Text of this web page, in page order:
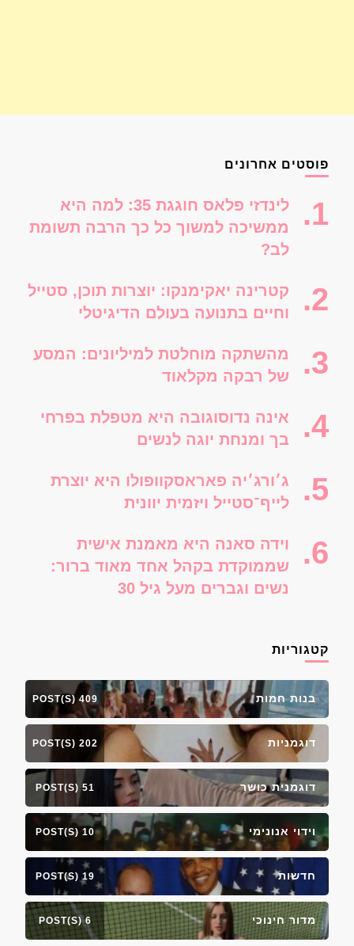
פוסטים אחרונים
לינדזי פלאס חוגגת 35: למה היא
ממשיכה למשוך כל כך הרבה תשומת
לב?
קטרינה יאקימנקו: יוצרות תוכן, סטייל
וחיים בתנועה בעולם הדיגיטלי
מהשתקה מוחלטת למיליונים: המסע
של רבקה מקלאוד
אינה נדוסוגובה היא מטפלת בפרחי
בך ומנחת יוגה לנשים
ג׳ורג׳יה פאראסקוופולו היא יוצרת
לייף־סטייל ויזמית יוונית
וידה סאנה היא מאמנת אישית
שממוקדת בקהל אחד מאוד ברור:
נשים וגברים מעל גיל 30
קטגוריות
בנות חמות 409 POST(S)
דוגמניות 202 POST(S)
דוגמנית כושר 51 POST(S)
וידוי אנונימי 10 POST(S)
חדשות 19 POST(S)
מדור חינוכי 6 POST(S)